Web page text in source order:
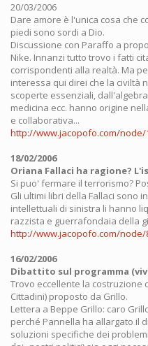
20/03/2006
Dare amore è l'unica cosa che
piedi sono sordi a Dio.
Discussione con Paraffo a
Nike. Innanzi tutto trovo i fatti
corrispondenti alla realtà. Ma
interessa qui direi che la civiltà
scoperte essenziali,
medicina ecc. hanno origine
e collaborativa...
http://www.jacopofo.com/node/
18/02/2006
Oriana Fallaci ha ragione?
Si puo' fermare il terrorismo?
Gli ultimi libri della Fallaci sono
intellettuali di sinistra li hanno
razzista e guerrafondaia della
http://www.jacopofo.com/node/
16/02/2006
Dibattito sul programma
Trovo eccellente la costruzione
Cittadini) proposto da Grillo.
Lettera a Beppe Grillo: caro
perché Pannella ha allargato il
soluzioni specifiche dei